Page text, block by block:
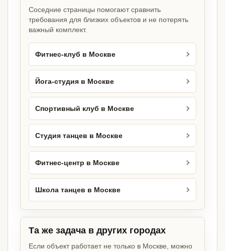
Соседние страницы помогают сравнить
требования для близких объектов и не потерять
важный комплект.
Фитнес-клуб в Москве
Йога-студия в Москве
Спортивный клуб в Москве
Студия танцев в Москве
Фитнес-центр в Москве
Школа танцев в Москве
Та же задача в других городах
Если объект работает не только в Москве, можно